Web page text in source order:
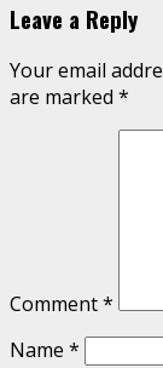
Leave a Reply
Your email
are marked *
Comment*
Name *